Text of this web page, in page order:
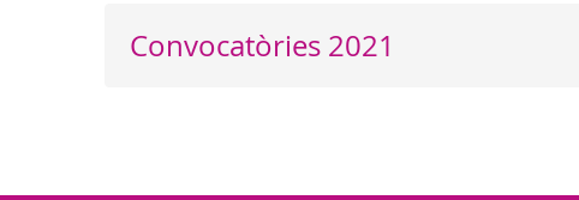
Convocatòries 2021